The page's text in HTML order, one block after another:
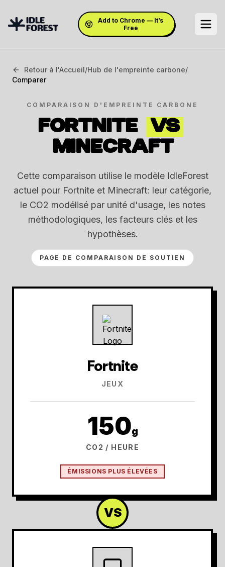
Add to Chrome — It’s
Free
Retour à l'Accueil/Hub de l'empreinte carbone/
Comparer
COMPARAISON D'EMPREINTE CARBONE
FORTNITE
VS
MINECRAFT
Cette comparaison utilise le modèle IdleForest
actuel pour Fortnite et Minecraft: leur catégorie,
le CO2 modélisé par unité d'usage, les notes
méthodologiques, les facteurs clés et les
hypothèses.
PAGE DE COMPARAISON DE SOUTIEN
Fortnite
JEUX
150g
CO2 / HEURE
ÉMISSIONS PLUS ÉLEVÉES
VS